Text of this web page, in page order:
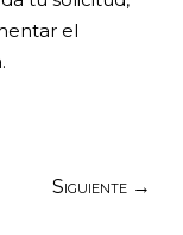
el
Siguiente→